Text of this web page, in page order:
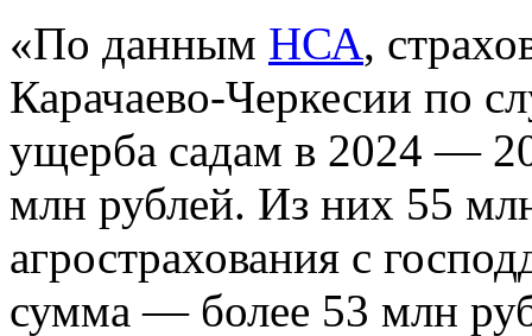
«По данным НСА,
Карачаево-Черкесии по
ущерба садам в 2024 —
млн рублей. Из них 55
агрострахования с
сумма — более 53 млн